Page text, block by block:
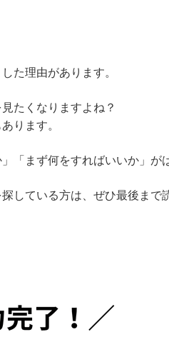
た理由があります。
たくなりますよね？
ります。
「まず何をすればいいか」が
している方は、ぜひ最後まで